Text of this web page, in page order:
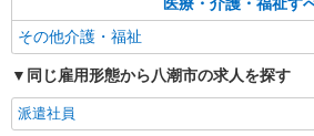
その他介護・福祉
同じ雇用形態から八潮市の求人を探す
派遣社員